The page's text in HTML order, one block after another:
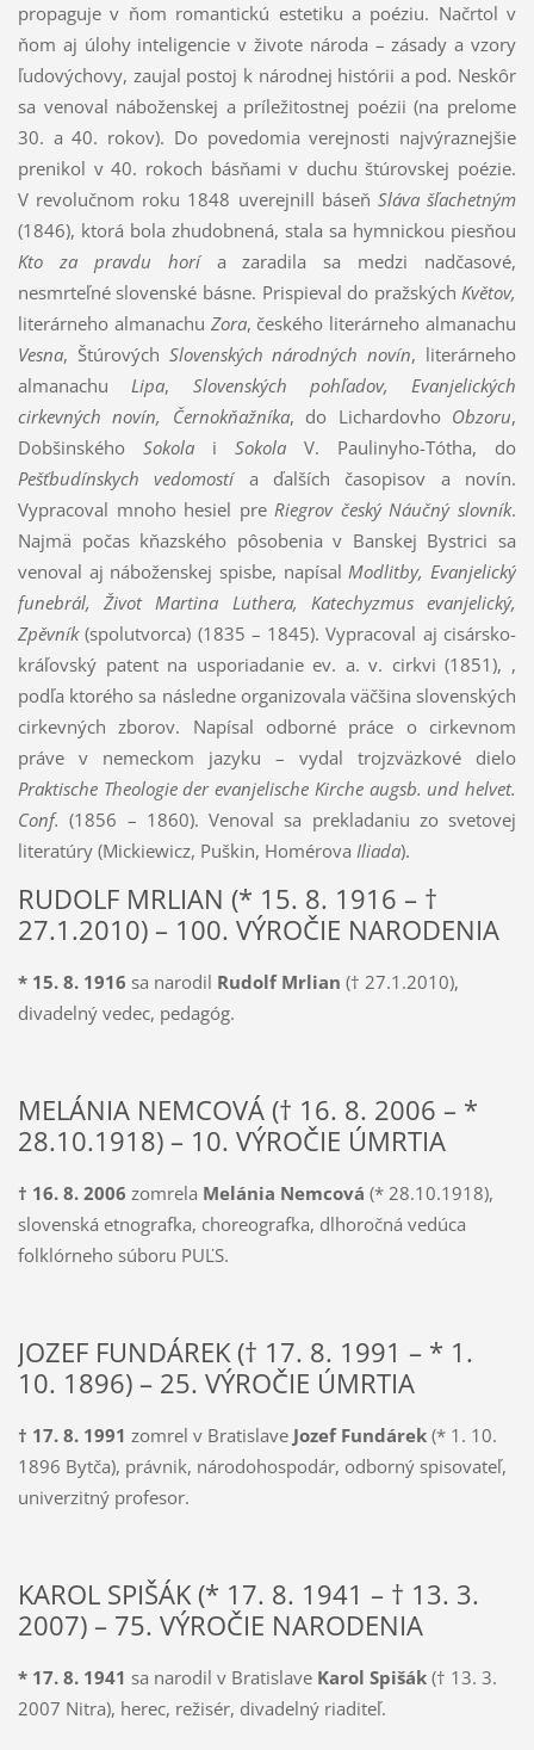
propaguje v ňom romantickú estetiku a poéziu. Načrtol v
ňom aj úlohy inteligencie v živote národa – zásady a vzory
ľudovýchovy, zaujal postoj k národnej histórii a pod. Neskôr
sa venoval náboženskej a príležitostnej poézii (na prelome
30. a 40. rokov). Do povedomia verejnosti najvýraznejšie
prenikol v 40. rokoch básňami v duchu štúrovskej poézie.
V revolučnom roku 1848 uverejnill báseň Sláva šľachetným
(1846), ktorá bola zhudobnená, stala sa hymnickou piesňou
Kto za pravdu horía zaradila sa medzi nadčasové,
nesmrteľné slovenské básne. Prispieval do pražskýchKvětov,
literárneho almanachu Zora, českého literárneho almanachu
Vesna, Štúrových Slovenských národných novín, literárneho
almanachuLipa, Slovenských pohľadov, Evanjelických
cirkevných novín, Černokňažníka, do Lichardovho Obzoru,
Dobšinského Sokola i Sokola V. Paulinyho-Tótha, do
Pešťbudínskych vedomostía ďalších časopisov a novín.
Vypracoval mnoho hesiel preRiegrov český Náučný slovník.
Najmä počas kňazského pôsobenia v Banskej Bystrici sa
venoval aj náboženskej spisbe, napísalModlitby, Evanjelický
funebrál, Život Martina Luthera, Katechyzmus evanjelický,
Zpěvník(spolutvorca) (1835 – 1845). Vypracoval aj cisársko-
kráľovský patent na usporiadanie ev. a. v. cirkvi (1851), ,
podľa ktorého sa následne organizovala väčšina slovenských
cirkevných zborov. Napísal odborné práce o cirkevnom
práve v nemeckom jazyku – vydal trojzväzkové dielo
Praktische Theologie der evanjelische Kirche augsb. und helvet.
Conf.(1856 – 1860). Venoval sa prekladaniu zo svetovej
literatúry (Mickiewicz, Puškin, Homérova Iliada).
RUDOLF MRLIAN (* 15. 8. 1916 – †
27.1.2010) – 100. VÝROČIE NARODENIA
* 15. 8. 1916 sa narodil Rudolf Mrlian († 27.1.2010),
divadelný vedec, pedagóg.
MELÁNIA NEMCOVÁ († 16. 8. 2006 – *
28.10.1918) – 10. VÝROČIE ÚMRTIA
† 16. 8. 2006 zomrela Melánia Nemcová (* 28.10.1918),
slovenská etnografka, choreografka, dlhoročná vedúca
folklórneho súboru PUĽS.
JOZEF FUNDÁREK († 17. 8. 1991 – * 1.
10. 1896) – 25. VÝROČIE ÚMRTIA
† 17. 8. 1991 zomrel v Bratislave Jozef Fundárek (* 1. 10.
1896 Bytča), právnik, národohospodár, odborný spisovateľ,
univerzitný profesor.
KAROL SPIŠÁK (* 17. 8. 1941 – † 13. 3.
2007) – 75. VÝROČIE NARODENIA
* 17. 8. 1941 sa narodil v Bratislave Karol Spišák(† 13. 3.
2007 Nitra), herec, režisér, divadelný riaditeľ.